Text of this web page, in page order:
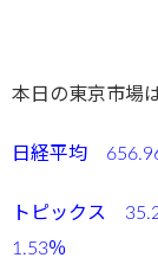
本日の東京市場
日経平均
トピックス
1.53％